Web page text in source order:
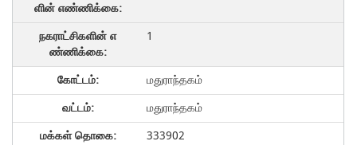
1
மதுராந்தகம்
மதுராந்தகம்
333902